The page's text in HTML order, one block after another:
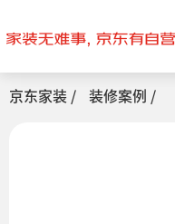
京东家装 / 装修案例 /